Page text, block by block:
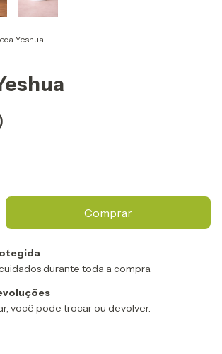
Yeshua
durante toda a compra.
você pode trocar ou devolver.